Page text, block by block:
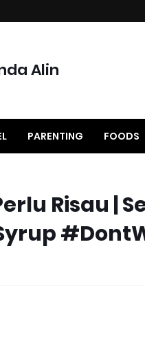
Alin
PARENTING FOODS
Risau |